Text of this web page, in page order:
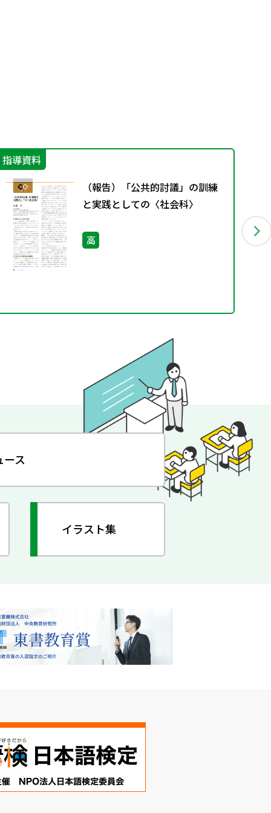
指導資料
（報告）「公共的討議」の訓練
と実践としての〈社会科〉
高
ース
イラスト集